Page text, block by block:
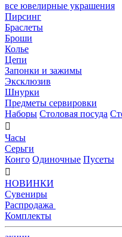
все ювелирные украшения
Пирсинг
Браслеты
Броши
Колье
Цепи
Запонки и зажимы
Эксклюзив
Шнурки
Предметы сервировки
Наборы Столовая посуда

Часы
Серьги
Конго Одиночные Пусеты

НОВИНКИ
Сувениры
Распродажа
Комплекты